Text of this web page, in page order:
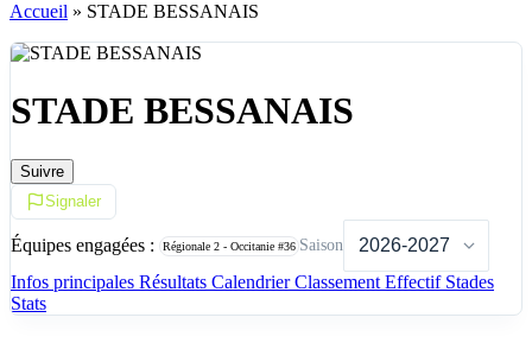
Accueil » STADE BESSANAIS
STADE BESSANAIS
Suivre
Signaler
Équipes engagées : Régionale 2 - Occitanie #36 Saison
Infos principales Résultats CalendrierClassement Effectif Stades
Stats